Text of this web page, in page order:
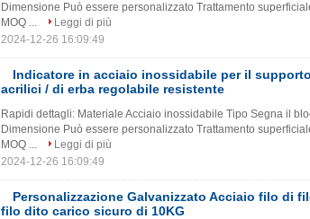
Dimensione Può essere personalizzato Trattamento
MOQ ...
Leggi di più
2024-12-26 16:09:49
Indicatore in acciaio inossidabile per il
acrilici / di erba regolabile resistente
Rapidi dettagli: Materiale Acciaio inossidabile Tipo Segna il
Dimensione Può essere personalizzato Trattamento
MOQ ...
Leggi di più
2024-12-26 16:09:49
Personalizzazione Galvanizzato Acciaio filo di
filo dito carico sicuro di 10KG